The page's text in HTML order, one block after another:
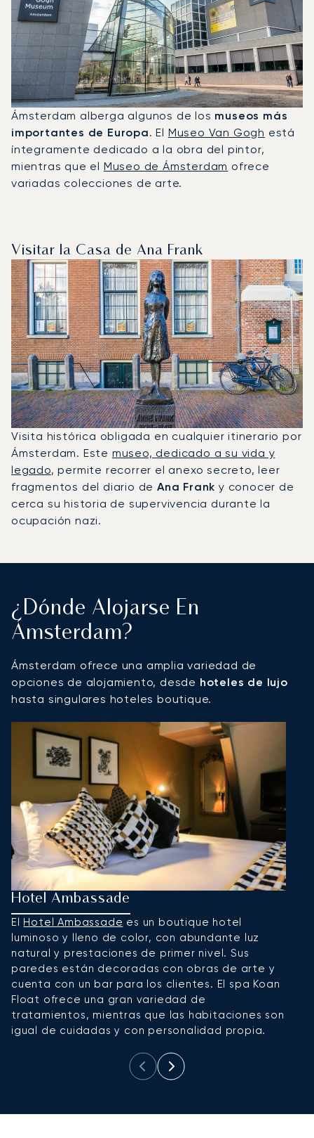
Ámsterdam alberga algunos de los museos más
importantes de Europa. El Museo Van Gogh está
íntegramente dedicado a la obra del pintor,
mientras que el Museo de Ámsterdam ofrece
variadas colecciones de arte.
Visitar la Casa de Ana Frank
Visita histórica obligada en cualquier itinerario por
Ámsterdam. Este museo, dedicado a su vida y
legado, permite recorrer el anexo secreto, leer
fragmentos del diario deAna Frank y conocer de
cerca su historia de supervivencia durante la
ocupación nazi.
¿Dónde Alojarse En
Ámsterdam?
Ámsterdam ofrece una amplia variedad de
opciones de alojamiento, desde hoteles de lujo
hasta singulares hoteles boutique.
Hotel Ambassade
El Hotel Ambassade es un boutique hotel
luminoso y lleno de color, con abundante luz
natural y prestaciones de primer nivel. Sus
paredes están decoradas con obras de arte y
cuenta con un bar para los clientes. El spa Koan
Float ofrece una gran variedad de
tratamientos, mientras que las habitaciones son
igual de cuidadas y con personalidad propia.